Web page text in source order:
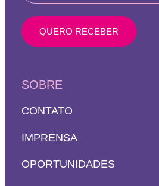
QUERO RECEBER
SOBRE
CONTATO
IMPRENSA
OPORTUNIDADES